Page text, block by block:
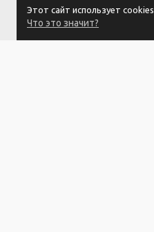
Этот сайт использует cookies
Что это значит?
ПОДПИСАТЬСЯ НА РАССЫЛКУ